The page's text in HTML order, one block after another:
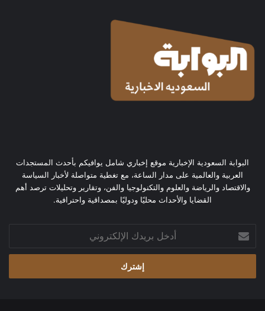
البوابة السعودية الإخبارية موقع إخباري شامل يوافيكم بأحدث المستجدات
العربية والعالمية على مدار الساعة، مع تغطية متواصلة لأخبار السياسة
والاقتصاد والرياضة والعلوم والتكنولوجيا والفن، وتقارير وتحليلات ترصد أهم
القضايا والأحداث محليًا ودوليًا بمصداقية واحترافية.
بريدك
الإلكتروني